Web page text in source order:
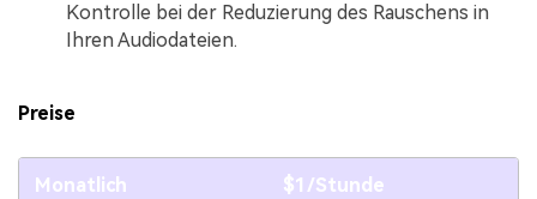
Kontrolle bei der Reduzierung des Rauschens in
Ihren Audiodateien.
Preise
Monatlich $1/Stunde